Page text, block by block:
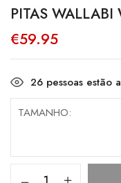
PITAS WALLABI
€59.95
26 pessoas estão
TAMANHO
Quantidade